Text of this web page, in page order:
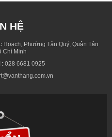
HỆ
Hoạch, Phường Tân Quý, Quận Tân
Chí Minh
: 028 6681 0925